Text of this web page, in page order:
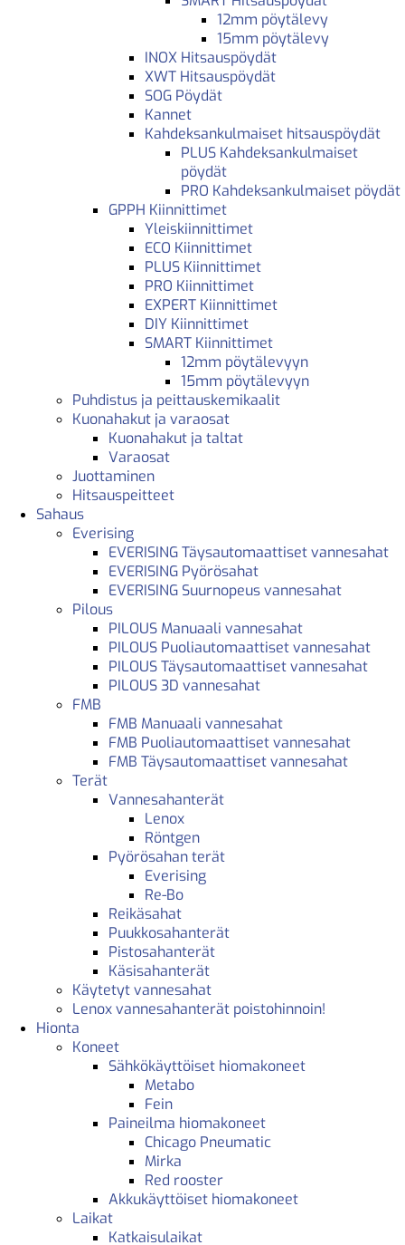
12mm pöytälevy
15mm pöytälevy
INOX Hitsauspöydät
XWT Hitsauspöydät
SOG Pöydät
Kannet
Kahdeksankulmaiset hitsauspöydät
PLUS Kahdeksankulmaiset
pöydät
PRO Kahdeksankulmaiset pöydät
GPPH Kiinnittimet
Yleiskiinnittimet
ECO Kiinnittimet
PLUS Kiinnittimet
PRO Kiinnittimet
EXPERT Kiinnittimet
DIY Kiinnittimet
SMART Kiinnittimet
12mm pöytälevyyn
15mm pöytälevyyn
Puhdistus ja peittauskemikaalit
Kuonahakut ja varaosat
Kuonahakut ja taltat
Varaosat
Juottaminen
Hitsauspeitteet
Sahaus
Everising
EVERISING Täysautomaattiset vannesahat
EVERISING Pyörösahat
EVERISING Suurnopeus vannesahat
Pilous
PILOUS Manuaali vannesahat
PILOUS Puoliautomaattiset vannesahat
PILOUS Täysautomaattiset vannesahat
PILOUS 3D vannesahat
FMB
FMB Manuaali vannesahat
FMB Puoliautomaattiset vannesahat
FMB Täysautomaattiset vannesahat
Terät
Vannesahanterät
Lenox
Röntgen
Pyörösahan terät
Everising
Re-Bo
Reikäsahat
Puukkosahanterät
Pistosahanterät
Käsisahanterät
Käytetyt vannesahat
Lenox vannesahanterät poistohinnoin!
Hionta
Koneet
Sähkökäyttöiset hiomakoneet
Metabo
Fein
Paineilma hiomakoneet
Chicago Pneumatic
Mirka
Red rooster
Akkukäyttöiset hiomakoneet
Laikat
Katkaisulaikat